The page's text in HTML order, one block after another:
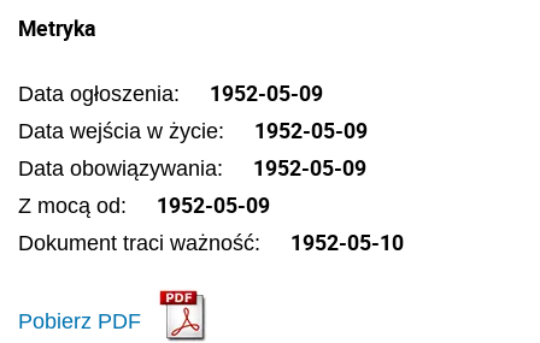
Metryka
Data ogłoszenia: 1952-05-09
Data wejścia w życie: 1952-05-09
Data obowiązywania: 1952-05-09
Z mocą od: 1952-05-09
Dokument traci ważność: 1952-05-10
Pobierz PDF